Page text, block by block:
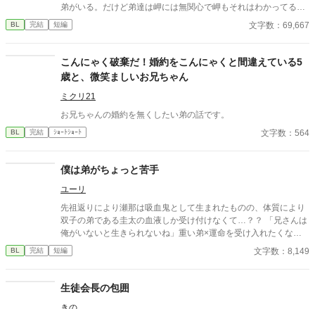
弟がいる。だけど弟達は岬には無関心で岬もそれはわかってるけ
ど弟達の役に立つために頑張ってるそんな時とある事件が起き
て.....
BL 完結 短編 文字数：69,667
こんにゃく破棄だ！婚約をこんにゃくと間違えている5
歳と、微笑ましいお兄ちゃん
ミクリ21
お兄ちゃんの婚約を無くしたい弟の話です。
BL 完結 ｼｮｰﾄｼｮｰﾄ 文字数：564
僕は弟がちょっと苦手
ユーリ
先祖返りにより瀬那は吸血鬼として生まれたものの、体質により
双子の弟である圭太の血液しか受け付けなくて…？？ 「兄さんは
俺がいないと生きられないね」重い弟×運命を受け入れたくない
兄「キミは重いんだよ…」ーー運命なんてキラキラしたものじゃ
ないけれど。
BL 完結 短編 文字数：8,149
生徒会長の包囲